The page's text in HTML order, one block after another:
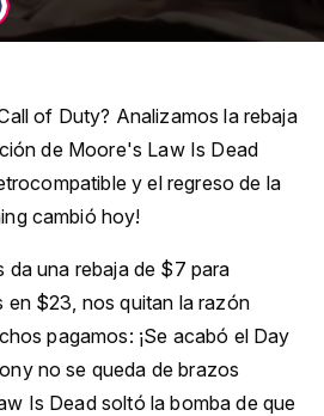
of Duty? Analizamos la rebaja
de Moore's Law Is Dead
y el regreso de la
cambió hoy!
una rebaja de $7 para
en $23, nos quitan la razón
pagamos: ¡Se acabó el Day
no se queda de brazos
Is Dead soltó la bomba de que